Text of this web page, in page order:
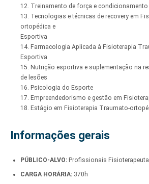
12. Treinamento de força e
13. Tecnologias e técnicas de recovery em
ortopédica e
Esportiva
14. Farmacologia Aplicada à Fisioterapia
Esportiva
15. Nutrição esportiva e suplementação na
de lesões
16. Psicologia do Esporte
17. Empreendedorismo e gestão em
18. Estágio em Fisioterapia Traumato-
Informações gerais
PÚBLICO-ALVO: Profissionais
CARGA HORÁRIA: 370h